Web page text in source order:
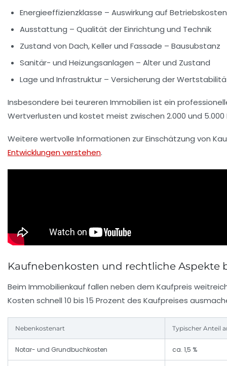
Energieeffizienzklasse – Auswirkung auf Betriebskosten
Ausstattung – Qualität der Einrichtung und Technik
Zustand von Dach, Keller und Fassade – Bausubstanz
Sanitär- und Heizungsanlagen – Alter und Zustand
Lage und Infrastruktur – Versicherung der
Insbesondere bei teureren Immobilien ist ein
Wertverlusten und kostet meist zwischen 2.000 und 5.000
Weitere wertvolle Informationen zur Einschätzung von
Entwicklungen verstehen.
Kaufnebenkosten und rechtliche Aspekte
Beim Immobilienkauf fallen neben dem Kaufpreis
Kosten schnell 10 bis 15 Prozent des Kaufpreises
Nebenkostenart Typischer Anteil
Notar- und Grundbuchkosten ca. 1,5 %